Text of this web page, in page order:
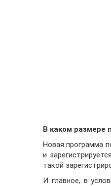
В каком размере
Новая программа
и
такой
И главное, в